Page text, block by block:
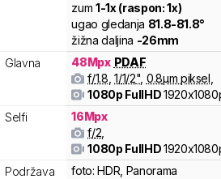
zum1-1x (raspon:1x)
ugao gledanja 81.8-81.8°
žižna daljina -26mm
Glavna
48Mpx PDAF
f/1.8 1/1/2" 0.8µm piksel
1080p FullHD
Selfi
16Mpx
f/2
1080p FullHD
Podržava
foto: HDR, Panorama